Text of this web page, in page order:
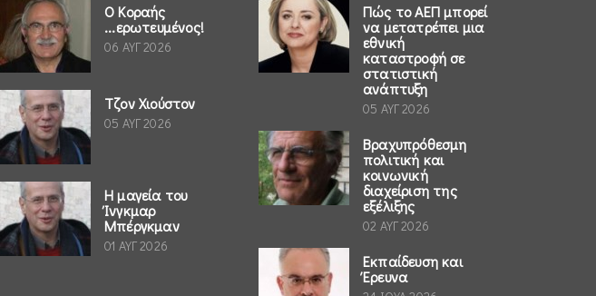
Ο Κοραής
...ερωτευμένος!
06 ΑΥΓ 2026
Τζον Χιούστον
05 ΑΥΓ 2026
Η μαγεία του
Ίνγκμαρ
Μπέργκμαν
01 ΑΥΓ 2026
Πώς το ΑΕΠ μπορεί
να μετατρέπει μια
εθνική
καταστροφή σε
στατιστική
ανάπτυξη
05 ΑΥΓ 2026
Βραχυπρόθεσμη
πολιτική και
κοινωνική
διαχείριση της
εξέλιξης
02 ΑΥΓ 2026
Εκπαίδευση και
Έρευνα